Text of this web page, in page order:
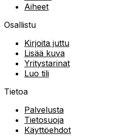
Aiheet
Osallistu
Kirjoita juttu
Lisää kuva
Yritystarinat
Luo tili
Tietoa
Palvelusta
Tietosuoja
Käyttöehdot